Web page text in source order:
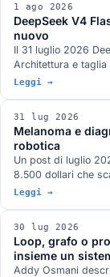
1 ago 2026
DeepSeek V4
nuovo
Il 31 luglio 2026
Architettura e taglia
e il guadagno viene
antirez.
Leggi →
31 lug 2026
Melanoma e
robotica
Un post di luglio
8.500 dollari che
sostiene che il collo
chirurgiche in
guidare un
Leggi →
30 lug 2026
Loop, grafo o
insieme un
Addy Osmani